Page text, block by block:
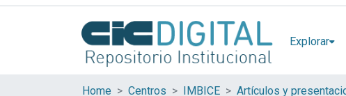
Explorar
Home Centros IMBICE